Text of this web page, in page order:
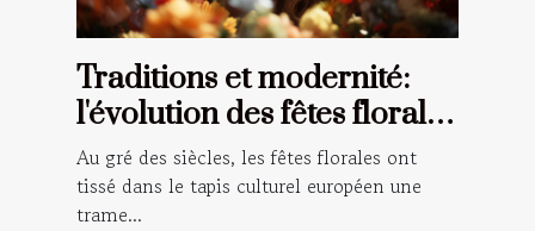
Traditions et modernité:
l'évolution des fêtes florales
à travers le temps en
Europe
Au gré des siècles, les fêtes florales ont
tissé dans le tapis culturel européen une
trame...